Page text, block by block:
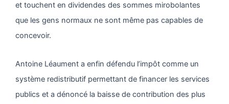
et touchent en dividendes des sommes mirobolantes
que les gens normaux ne sont même pas capables de
concevoir.
Antoine Léaument a enfin défendu l’impôt comme un
système redistributif permettant de financer les services
publics et a dénoncé la baisse de contribution des plus